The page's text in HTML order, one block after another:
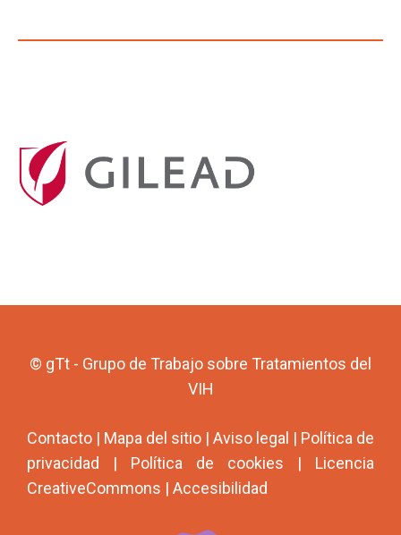
© gTt - Grupo de Trabajo sobre Tratamientos del
VIH
Contacto | Mapa del sitio | Aviso legal | Política de
privacidad | Política de cookies | Licencia
CreativeCommons | Accesibilidad